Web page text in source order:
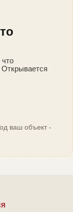
ваш объект -